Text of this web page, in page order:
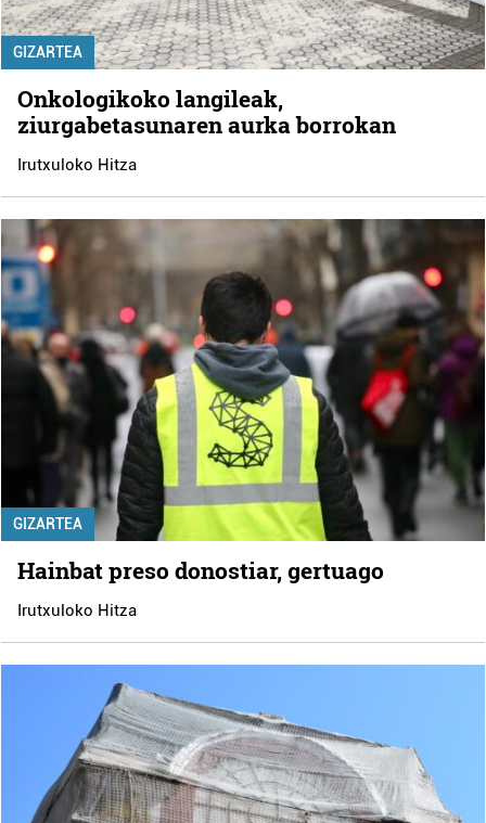
GIZARTEA
Onkologikoko langileak,
ziurgabetasunaren aurka borrokan
Irutxuloko Hitza
GIZARTEA
Hainbat preso donostiar, gertuago
Irutxuloko Hitza